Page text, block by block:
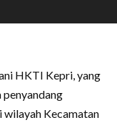
HKTI Kepri, yang
wilayah Kecamatan